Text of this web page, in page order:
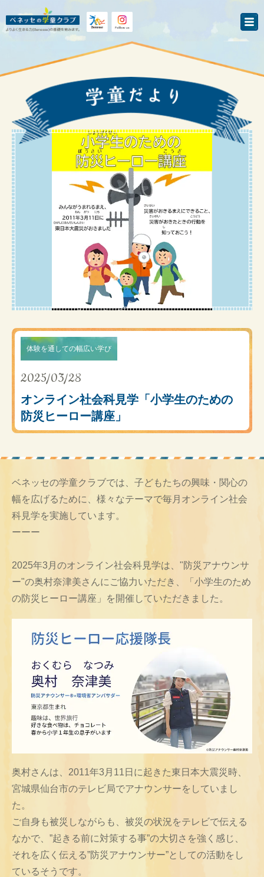
体験を通しての幅広い学び
2025/03/28
オンライン社会科見学「小学生のための
防災ヒーロー講座」
ベネッセの学童クラブでは、子どもたちの興味・関心の
幅を広げるために、様々なテーマで毎月オンライン社会
科見学を実施しています。
ーーー
2025年3月のオンライン社会科見学は、"防災アナウンサ
ー"の奥村奈津美さんにご協力いただき、「小学生のため
の防災ヒーロー講座」を開催していただきました。
奥村さんは、2011年3月11日に起きた東日本大震災時、
宮城県仙台市のテレビ局でアナウンサーをしていまし
た。
ご自身も被災しながらも、被災の状況をテレビで伝える
なかで、”起きる前に対策する事”の大切さを強く感じ、
それを広く伝える”防災アナウンサー”としての活動をし
ているそうです。